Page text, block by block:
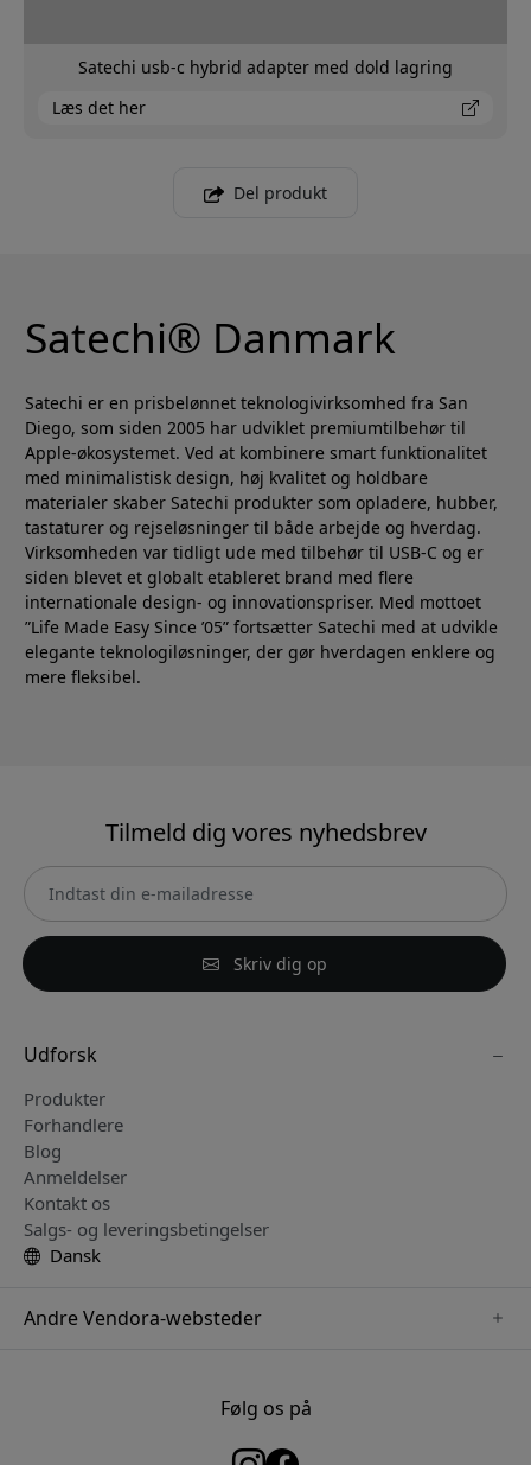
Satechi usb-c hybrid adapter med dold lagring
Læs det her
Del produkt
Satechi® Danmark
Satechi er en prisbelønnet teknologivirksomhed fra San
Diego, som siden 2005 har udviklet premiumtilbehør til
Apple-økosystemet. Ved at kombinere smart funktionalitet
med minimalistisk design, høj kvalitet og holdbare
materialer skaber Satechi produkter som opladere, hubber,
tastaturer og rejseløsninger til både arbejde og hverdag.
Virksomheden var tidligt ude med tilbehør til USB-C og er
siden blevet et globalt etableret brand med flere
internationale design- og innovationspriser. Med mottoet
”Life Made Easy Since ’05” fortsætter Satechi med at udvikle
elegante teknologiløsninger, der gør hverdagen enklere og
mere fleksibel.
Tilmeld dig vores nyhedsbrev
Skriv dig op
Udforsk
Produkter
Forhandlere
Blog
Anmeldelser
Kontakt os
Salgs- og leveringsbetingelser
Dansk
Andre Vendora-websteder
Følg os på